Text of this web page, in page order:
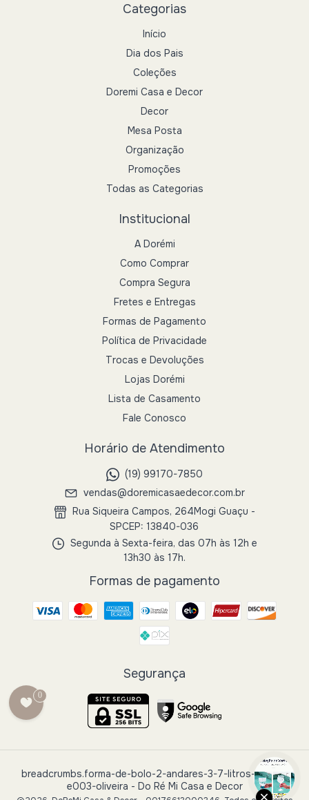
Categorias
Início
Dia dos Pais
Coleções
Doremi Casa e Decor
Decor
Mesa Posta
Organização
Promoções
Todas as Categorias
Institucional
A Dorémi
Como Comprar
Compra Segura
Fretes e Entregas
Formas de Pagamento
Política de Privacidade
Trocas e Devoluções
Lojas Dorémi
Lista de Casamento
Fale Conosco
Horário de Atendimento
(19) 99170-7850
vendas@doremicasaedecor.com.br
Rua Siqueira Campos, 264Mogi Guaçu -
SPCEP: 13840-036
Segunda à Sexta-feira, das 07h às 12h e
13h30 às 17h.
Formas de pagamento
Segurança
breadcrumbs.forma-de-bolo-2-andares-3-7-litros-polida-
e003-oliveira - Do Ré Mi Casa e Decor
0